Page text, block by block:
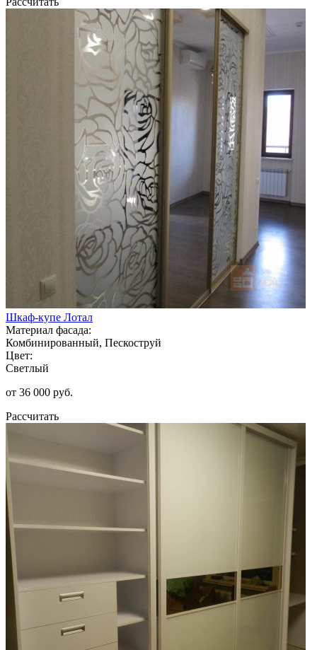
Шкаф-купе Лотал
Материал фасада:
Комбинированный, Пескоструй
Цвет:
Светлый
от 36 000 руб.
Рассчитать